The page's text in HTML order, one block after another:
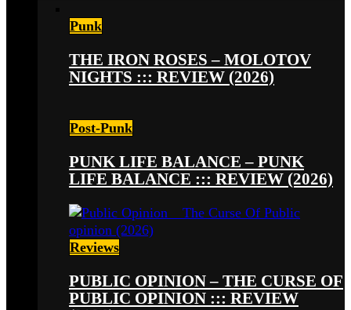
Punk
THE IRON ROSES – MOLOTOV
NIGHTS ::: REVIEW (2026)
Post-Punk
PUNK LIFE BALANCE – PUNK
LIFE BALANCE ::: REVIEW (2026)
Reviews
PUBLIC OPINION – THE CURSE OF
PUBLIC OPINION ::: REVIEW